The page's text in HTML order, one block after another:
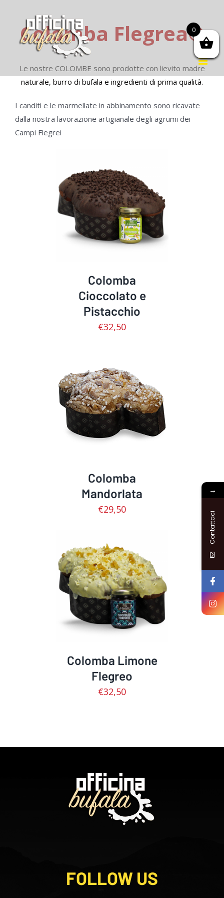
contenutoColomba Flegrea®
Le nostre COLOMBE sono prodotte con lievito madre
naturale, burro di bufala e ingredienti di prima qualità.
I canditi e le marmellate in abbinamento sono ricavate
dalla nostra lavorazione artigianale degli agrumi dei
Campi Flegrei
DETTAGLI
Colomba
Cioccolato e
Pistacchio
€32,50
DETTAGLI
Colomba
Mandorlata
€29,50
DETTAGLI
Colomba Limone
Flegreo
€32,50
FOLLOW US
0
→
Contattaci